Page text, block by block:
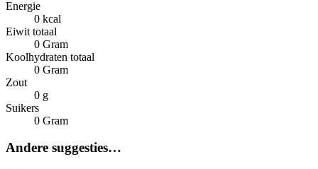
Energie
0 kcal
Eiwit totaal
0 Gram
Koolhydraten totaal
0 Gram
Zout
0 g
Suikers
0 Gram
Andere suggesties…